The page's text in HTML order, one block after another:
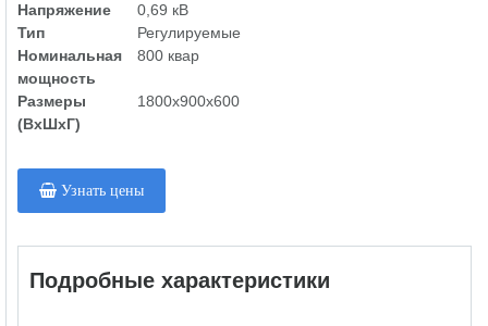
Напряжение
0,69 кВ
Тип
Регулируемые
Номинальная
мощность
800 квар
Размеры
(ВхШхГ)
1800х900х600
Узнать цены
Подробные характеристики